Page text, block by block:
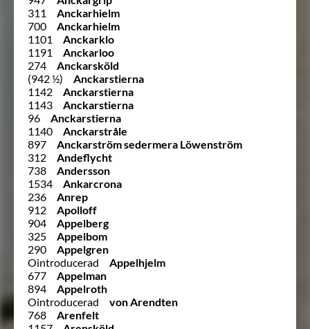
311
Anckarhielm
700
Anckarhielm
1101
Anckarklo
1191
Anckarloo
274
Anckarsköld
(942 ½)
Anckarstierna
1142
Anckarstierna
1143
Anckarstierna
96
Anckarstierna
1140
Anckarstråle
897
Anckarström sedermera Löwenström
312
Andeflycht
738
Andersson
1534
Ankarcrona
236
Anrep
912
Apolloff
904
Appelberg
325
Appelbom
290
Appelgren
Ointroducerad
Appelhjelm
677
Appelman
894
Appelroth
Ointroducerad
von Arendten
768
Arenfelt